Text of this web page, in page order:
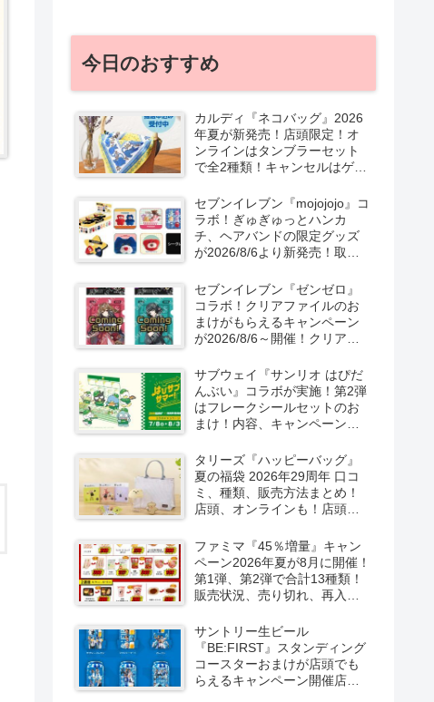
今日のおすすめ
カルディ『ネコバッグ』2026
年夏が新発売！店頭限定！オ
ンラインはタンブラーセット
で全2種類！キャンセルはゲリ
セブンイレブン『mojojojo』コ
ラボ！ぎゅぎゅっとハンカ
チ、ヘアバンドの限定グッズ
が2026/8/6より新発売！取扱
セブンイレブン『ゼンゼロ』
コラボ！クリアファイルのお
まけがもらえるキャンペーン
が2026/8/6～開催！クリアカ
売！
サブウェイ『サンリオ はぴだ
んぶい』コラボが実施！第2弾
はフレークシールセットのお
まけ！内容、キャンペーンま
タリーズ『ハッピーバッグ』
夏の福袋 2026年29周年 口コ
ミ、種類、販売方法まとめ！
店頭、オンラインも！店頭と
ファミマ『45％増量』キャン
ペーン2026年夏が8月に開催！
第1弾、第2弾で合計13種類！
販売状況、売り切れ、再入荷
サントリー生ビール
『BE:FIRST』スタンディング
コースターおまけが店頭でも
らえるキャンペーン開催店は